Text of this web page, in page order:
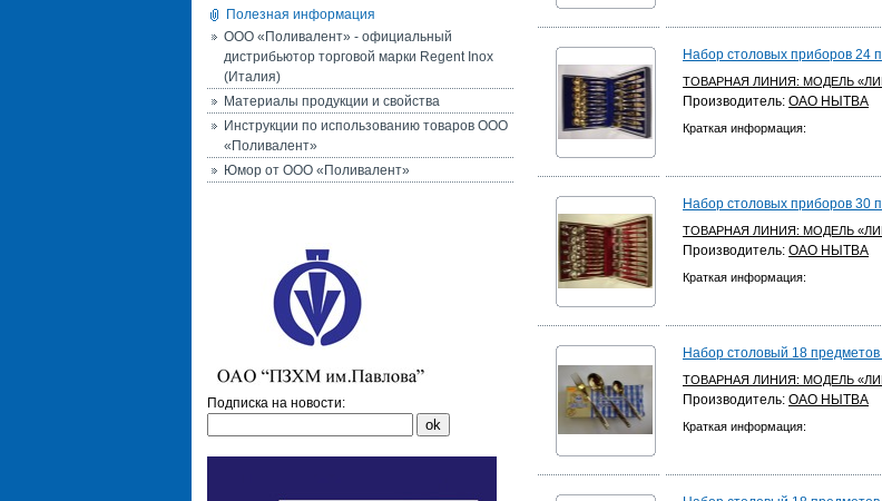
Полезная информация
ООО «Поливалент» - официальный
дистрибьютор торговой марки Regent Inox
(Италия)
Материалы продукции и свойства
Инструкции по использованию товаров ООО
«Поливалент»
Юмор от ООО «Поливалент»
Подписка на новости:
Набор столовых приборов 24
ТОВАРНАЯ ЛИНИЯ: МОДЕЛЬ
Производитель: ОАО НЫТВА
Краткая информация:
Набор столовых приборов 30
ТОВАРНАЯ ЛИНИЯ: МОДЕЛЬ
Производитель: ОАО НЫТВА
Краткая информация:
Набор столовый 18
ТОВАРНАЯ ЛИНИЯ: МОДЕЛЬ
Производитель: ОАО НЫТВА
Краткая информация: